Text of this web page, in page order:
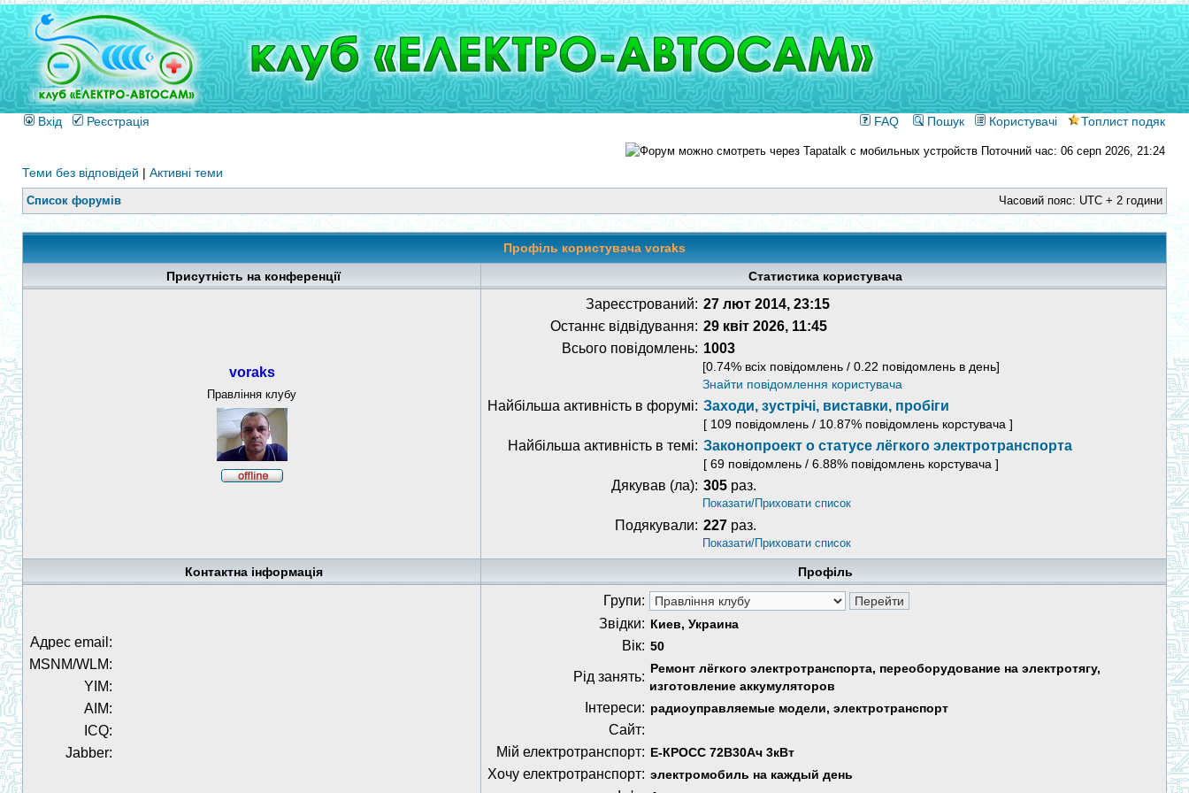
Вхід Реєстрація FAQ Пошук Користувачі Топлист подяк
Поточний час: 06 серп 2026, 21:24
Теми без відповідей | Активні теми
Список форумів Часовий пояс: UTC + 2 години
Профіль користувача voraks
Присутність на конференції
Статистика користувача
voraks
Правління клубу
Зареєстрований: 27 лют 2014, 23:15
Останнє відвідування: 29 квіт 2026, 11:45
Всього повідомлень: 1003
[0.74% всіх повідомлень / 0.22 повідомлень в день]
Знайти повідомлення користувача
Найбільша активність в форумі: Заходи, зустрічі, виставки, пробіги
[ 109 повідомлень / 10.87% повідомлень корстувача ]
Найбільша активність в темі: Законопроект о статусе лёгкого электротранспорта
[ 69 повідомлень / 6.88% повідомлень корстувача ]
Дякував (ла): 305 раз.
Показати/Приховати список
Подякували: 227 раз.
Показати/Приховати список
Контактна інформація Профіль
Адрес email:
MSNM/WLM:
YIM:
AIM:
ICQ:
Jabber:
Групи:
Звідки: Киев, Украина
Вік: 50
Рід занять:
Ремонт лёгкого электротранспорта, переоборудование на электротягу,
изготовление аккумуляторов
Інтереси: радиоуправляемые модели, электротранспорт
Сайт:
Мій електротранспорт: Е-КРОСС 72В30Ач 3кВт
Хочу електротранспорт: электромобиль на каждый день